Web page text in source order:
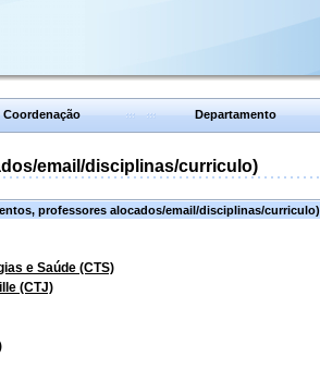
Coordenação Departamento
email/disciplinas/curriculo)
professores alocados/email/disciplinas/curriculo)
e Saúde (CTS)
(CTJ)